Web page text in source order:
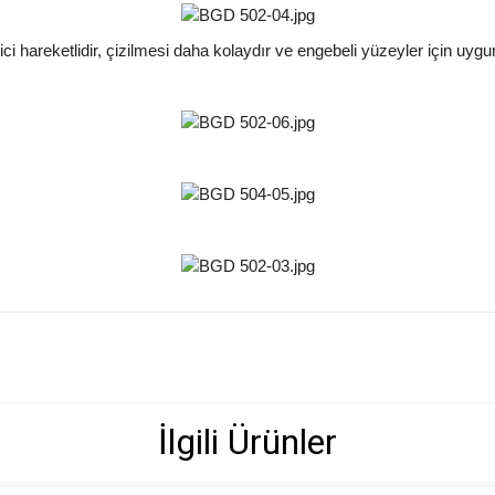
hareketlidir, çizilmesi daha kolaydır ve engebeli yüzeyler için
İlgili Ürünler